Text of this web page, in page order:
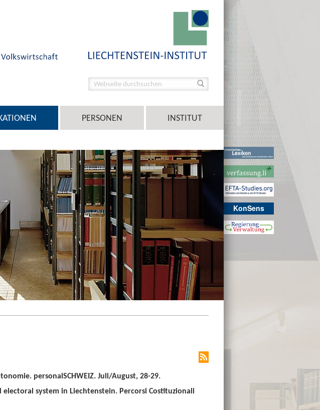
KonSens
PERSONEN INSTITUT
personalSCHWEIZ. Juli/August, 28-29.
system in Liechtenstein. Percorsi Costituzionali